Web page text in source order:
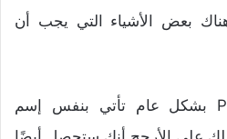
لانشر اندرويد 10 هناك بعض الأشياء التي يجب أن
تطبيقات Pixel Launcher بشكل عام تأتي بنفس إسم